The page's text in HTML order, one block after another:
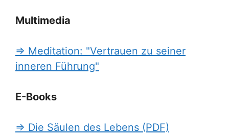
Multimedia
=> Meditation: "Vertrauen zu seiner
inneren Führung"
E-Books
=> Die Säulen des Lebens (PDF)